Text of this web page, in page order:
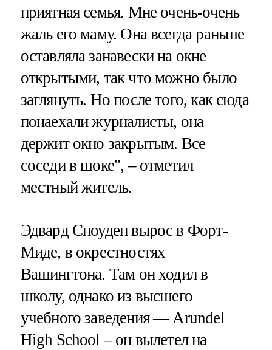
приятная семья. Мне очень-очень
жаль его маму. Она всегда раньше
оставляла занавески на окне
открытыми, так что можно было
заглянуть. Но после того, как сюда
понаехали журналисты, она
держит окно закрытым. Все
соседи в шоке", – отметил
местный житель.
Эдвард Сноуден вырос в Форт-
Миде, в окрестностях
Вашингтона. Там он ходил в
школу, однако из высшего
учебного заведения — Arundel
High School – он вылетел на